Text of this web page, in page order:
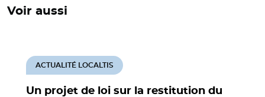
Voir aussi
Un projet de loi sur la restitution du
ACTUALITÉ LOCALTIS